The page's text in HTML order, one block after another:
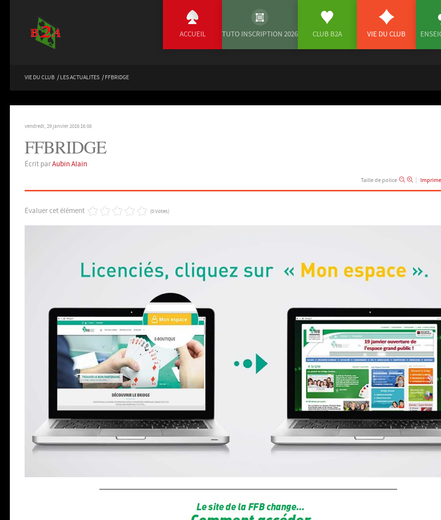
ACCUEIL TUTO INSCRIPTION 2026 CLUB B2A VIE DU CLUB
VIE DU CLUB / LES ACTUALITES / FFBRIDGE
vendredi, 29 janvier 2016 16:08
FFBRIDGE
Écrit parAubin Alain
Taille de police
Évaluer cet élément (0 Votes)